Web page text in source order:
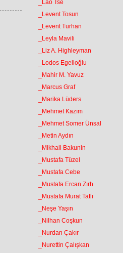
_Lao Tse
_Levent Tosun
_Levent Turhan
_Leyla Mavili
_Liz A. Highleyman
_Lodos Egelioğlu
_Mahir M. Yavuz
_Marcus Graf
_Marika Lüders
_Mehmet Kazım
_Mehmet Somer Ünsal
_Metin Aydın
_Mikhail Bakunin
_Mustafa Tüzel
_Mustafa Cebe
_Mustafa Ercan Zırh
_Mustafa Murat Tatlı
_Neşe Yaşın
_Nilhan Coşkun
_Nurdan Çakır
_Nurettin Çalışkan